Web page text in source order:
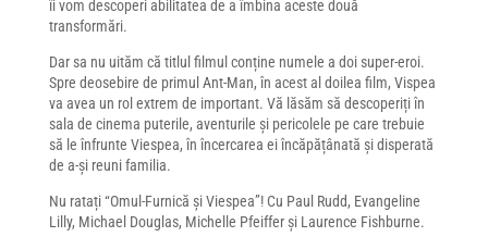
îi vom descoperi abilitatea de a îmbina aceste două
transformări.
Dar sa nu uităm că titlul filmul conține numele a doi super-eroi.
Spre deosebire de primul Ant-Man, în acest al doilea film, Vispea
va avea un rol extrem de important. Vă lăsăm să descoperiți în
sala de cinema puterile, aventurile și pericolele pe care trebuie
să le înfrunte Viespea, în încercarea ei încăpățânată și disperată
de a-și reuni familia.
Nu ratați “Omul-Furnică și Viespea”! Cu Paul Rudd, Evangeline
Lilly, Michael Douglas, Michelle Pfeiffer și Laurence Fishburne.